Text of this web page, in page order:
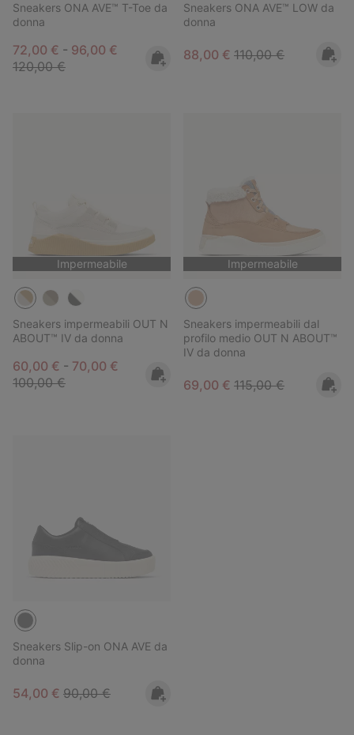
Sneakers ONA AVE™ T-Toe da
donna
Minimum sale price:
72,00 € - Maximum sale price:
96,00 € Regular price:
120,00 €
Sneakers ONA AVE™ LOW da
donna
Sale price:
88,00 € Regular price:
110,00 €
Impermeabile
Sneakers impermeabili OUT N
ABOUT™ IV da donna
Minimum sale price:
60,00 € - Maximum sale price:
70,00 € Regular price:
100,00 €
Impermeabile
Sneakers impermeabili dal
profilo medio OUT N ABOUT™
IV da donna
Sale price:
69,00 € Regular price:
115,00 €
Sneakers Slip-on ONA AVE da
donna
Sale price:
54,00 € Regular price:
90,00 €